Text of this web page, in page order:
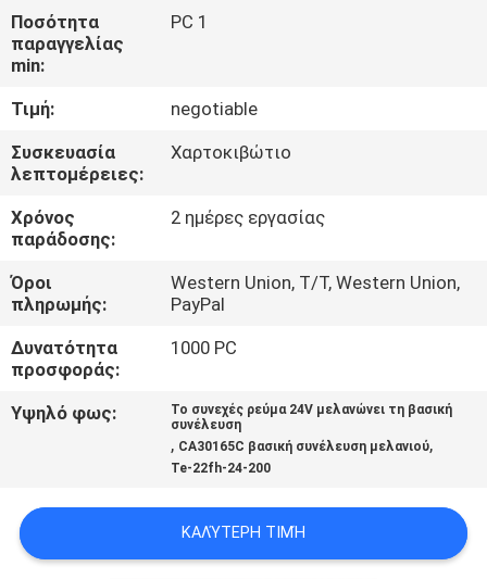
ΈΛΕΓΧΟΣ
ΜΑΣ
ΕΛΆΤΕ
ΣΕ
ΕΠΑΦΉ
ΜΕ
ΖΗΤΉΣΤΕ
ΈΝΑ
ΑΠΌΣΠΑΣΜΑ
Ποσότητα
παραγγελίας
min:
PC 1
Τιμή:
negotiable
Συσκευασία
λεπτομέρειες:
Χαρτοκιβώτιο
Χρόνος
παράδοσης:
2 ημέρες εργασίας
Όροι
πληρωμής:
Western Union, T/T, Western Union,
PayPal
Δυνατότητα
προσφοράς:
1000 PC
Υψηλό φως:
Το συνεχές ρεύμα 24V μελανώνει τη βασική
συνέλευση
, CA30165C βασική συνέλευση μελανιού,
Te-22fh-24-200
ΚΑΛΎΤΕΡΗ ΤΙΜΉ